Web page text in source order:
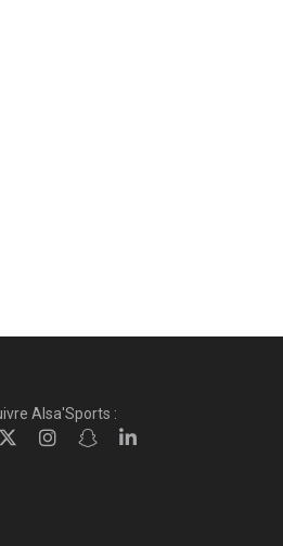
Alsa'Sports :